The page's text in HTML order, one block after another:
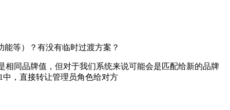
等）？有没有临时过渡方案？
同品牌值，但对于我们系统来说可能会是匹配给新的品牌
，直接转让管理员角色给对方